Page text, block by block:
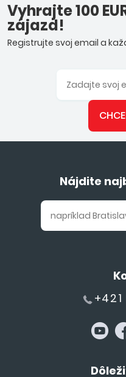
Vyhrajte 100
zájazd!
Registrujte svoj email a
Nájdite
+421